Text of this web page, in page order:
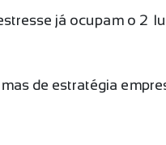
já ocupam o 2º
de estratégia